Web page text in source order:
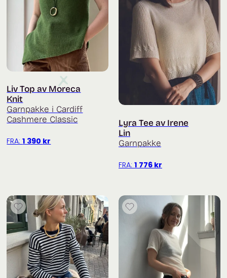
Liv Top av Moreca
Knit
Garnpakke i Cardiff
Cashmere Classic
FRA:1 390 kr
Lyra Tee av Irene
Lin
Garnpakke
FRA: 1 776 kr